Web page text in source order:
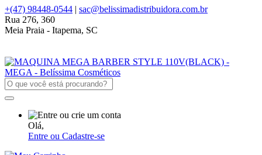
+(47) 98448-0544 | sac@belissimadistribuidora.com.br
Rua 276, 360
Meia Praia - Itapema, SC
Olá,
Entre ou Cadastre-se